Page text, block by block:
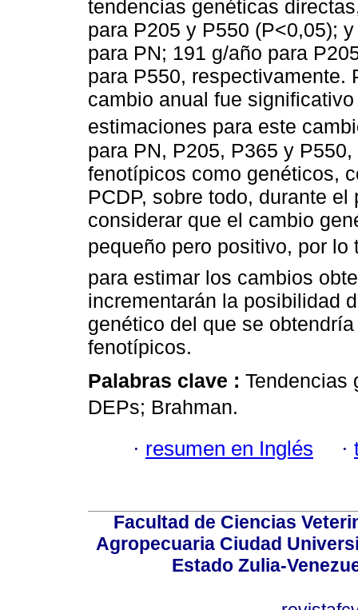
tendencias genéticas
para P205 y P550 (P<0,05);
para PN; 191 g/año para
para P550, respectivamente.
cambio anual fue
estimaciones para este
para PN, P205, P365 y
fenotípicos como genéticos,
PCDP, sobre todo, durante
considerar que el cambio
pequeño pero positivo, por lo
para estimar los cambios
incrementarán la posibilidad
genético del que se
fenotípicos.
Palabras clave : Tendencias
DEPs; Brahman.
· resumen en Inglés ·
Facultad de Ciencias
Agropecuaria Ciudad
Estado Zulia-